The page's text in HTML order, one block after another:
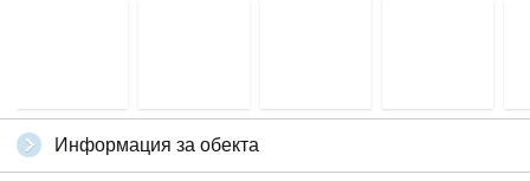
Информация за обекта